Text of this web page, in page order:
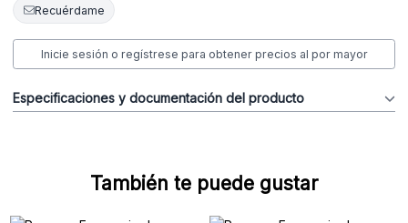
Recuérdame
Inicie sesión o regístrese para obtener precios al por mayor
Especificaciones y documentación del producto
También te puede gustar